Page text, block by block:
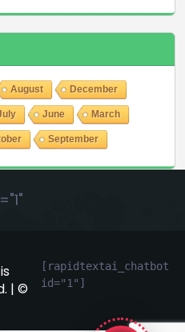
August December
June March
September
| ©
[rapidtextai_chatbot
id="1"]